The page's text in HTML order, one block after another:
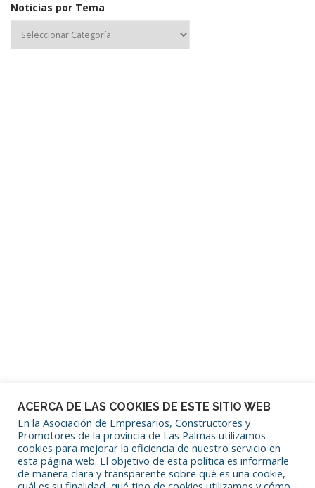
Noticias por Tema
SÍGUENOS EN REDES SOCIALES
ACERCA DE LAS COOKIES DE ESTE SITIO WEB
En la Asociación de Empresarios, Constructores y
Promotores de la provincia de Las Palmas utilizamos
cookies para mejorar la eficiencia de nuestro servicio en
esta página web. El objetivo de esta política es informarle
de manera clara y transparente sobre qué es una cookie,